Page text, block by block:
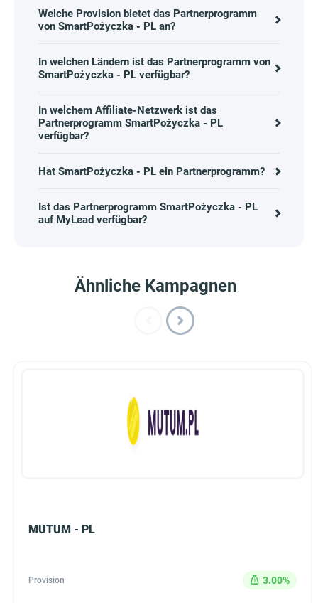
Welche Provision bietet das Partnerprogramm
von SmartPożyczka - PL an?
In welchen Ländern ist das Partnerprogramm von
SmartPożyczka - PL verfügbar?
In welchem Affiliate-Netzwerk ist das
Partnerprogramm SmartPożyczka - PL
verfügbar?
Hat SmartPożyczka - PL ein Partnerprogramm?
Ist das Partnerprogramm SmartPożyczka - PL
auf MyLead verfügbar?
Ähnliche Kampagnen
MUTUM - PL
Provision 3.00%